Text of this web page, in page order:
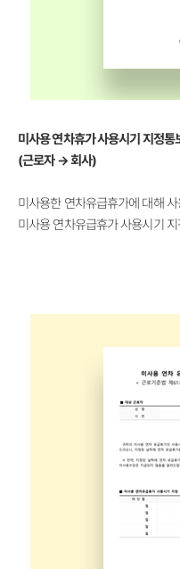
미사용 연차휴가 사용시기 지정통
(근로자 → 회사)
미사용한 연차유급휴가에 대해
미사용 연차유급휴가 사용시기